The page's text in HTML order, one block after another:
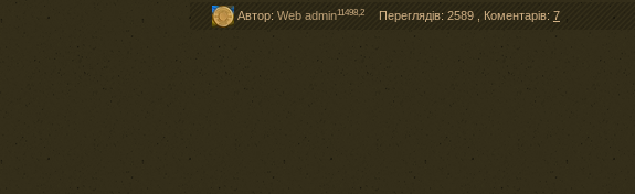
Автор: Web admin11498,2 Переглядів: 2589 Коментарів: 7